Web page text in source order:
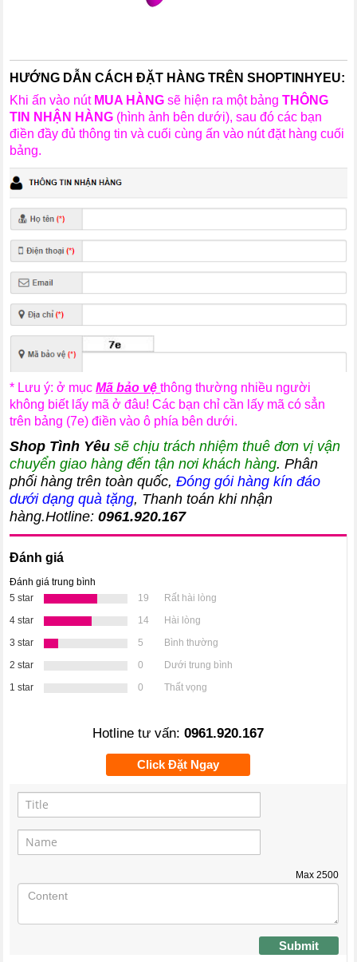
HƯỚNG DẪN CÁCH ĐẶT HÀNG TRÊN SHOPTINHYEU:
Khi ấn vào nút MUA HÀNG sẽ hiện ra một bảngTHÔNG
TIN NHẬN HÀNG (hình ảnh bên dưới), sau đó các bạn
điền đầy đủ thông tin và cuối cùng ấn vào nút đặt hàng cuối
bảng.
* Lưu ý: ở mụcMã bảo vệthông thường nhiều người
không biết lấy mã ở đâu! Các bạn chỉ cần lấy mã có sẳn
trên bảng (7e) điền vào ô phía bên dưới.
Shop Tình Yêu sẽ chịu trách nhiệm thuê đơn vị vận
chuyển giao hàng đến tận nơi khách hàng. Phân
phối hàng trên toàn quốc,Đóng gói hàng kín đáo
dưới dạng quà tặng, Thanh toán khi nhận
hàng.Hotline:0961.920.167
Đánh giá
Đánh giá trung bình
5 star
19
Rất hài lòng
4 star
14
Hài lòng
3 star
5
Bình thường
2 star
0
Dưới trung bình
1 star
0 Thất vọng
Hotline tư vấn: 0961.920.167
Click Đặt Ngay
Max 2500
Submit